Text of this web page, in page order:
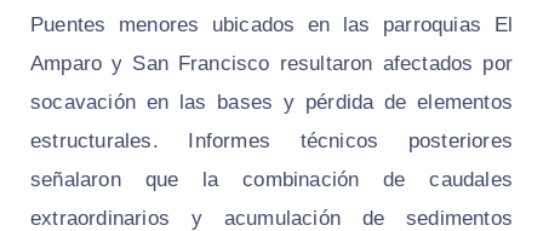
Puentes menores ubicados en las parroquias El
Amparo y San Francisco resultaron afectados por
socavación en las bases y pérdida de elementos
estructurales. Informes técnicos posteriores
señalaron que la combinación de caudales
extraordinarios y acumulación de sedimentos